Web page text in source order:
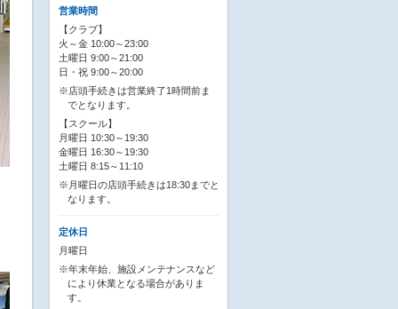
営業時間
【クラブ】
火～金 10:00～23:00
土曜日 9:00～21:00
日・祝 9:00～20:00
※店頭手続きは営業終了1時間前ま
でとなります。
【スクール】
月曜日 10:30～19:30
金曜日 16:30～19:30
土曜日 8:15～11:10
※月曜日の店頭手続きは18:30までと
なります。
定休日
月曜日
※年末年始、施設メンテナンスなど
により休業となる場合がありま
す。